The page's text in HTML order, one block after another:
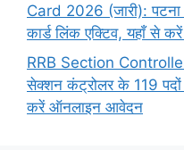
Card 2026 (जारी): पटना
कार्ड लिंक एक्टिव, यहाँ से
RRB Section
सेक्शन कंट्रोलर के 119 पदों
करें ऑनलाइन आवेदन